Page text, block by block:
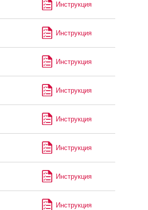
Инструкция
Инструкция
Инструкция
Инструкция
Инструкция
Инструкция
Инструкция
Инструкция